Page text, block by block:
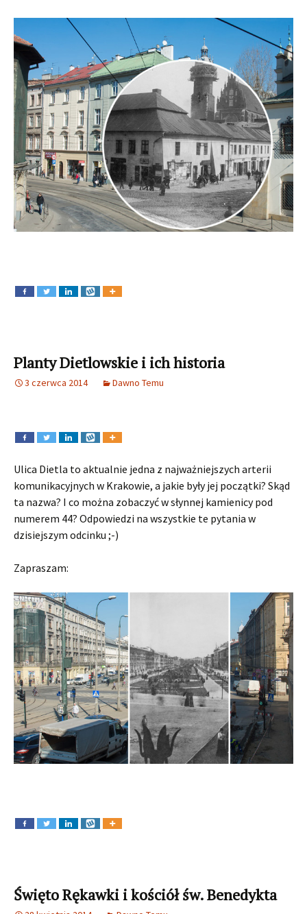
Planty Dietlowskie i ich historia
3 czerwca 2014 Dawno Temu
Ulica Dietla to aktualnie jedna z najważniejszych arterii
komunikacyjnych w Krakowie, a jakie były jej początki? Skąd
ta nazwa? I co można zobaczyć w słynnej kamienicy pod
numerem 44? Odpowiedzi na wszystkie te pytania w
dzisiejszym odcinku ;-)
Zapraszam:
Święto Rękawki i kościół św. Benedykta